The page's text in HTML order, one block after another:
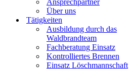
Ansprechpartner
Über uns
Tätigkeiten
Ausbildung durch das
Waldbrandteam
Fachberatung Einsatz
Kontrolliertes Brennen
Einsatz Löschmannschaft